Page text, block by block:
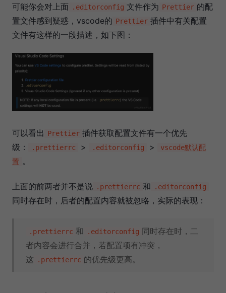
可能你会对上面 .editorconfig 文件作为 Prettier 的配
置文件感到疑惑，vscode的 Prettier 插件中有关配置
文件有这样的一段描述，如下图：
可以看出 Prettier 插件获取配置文件有一个优先
级：
.prettierrc > .editorconfig >
vscode默认配
置 。
上面的前两者并不是说 .prettierrc 和 .editorconfig
同时存在时，后者的配置内容就被忽略，实际的表现：
.prettierrc 和 .editorconfig 同时存在时，二
者内容会进行合并，若配置项有冲突，
这
.prettierrc 的优先级更高。